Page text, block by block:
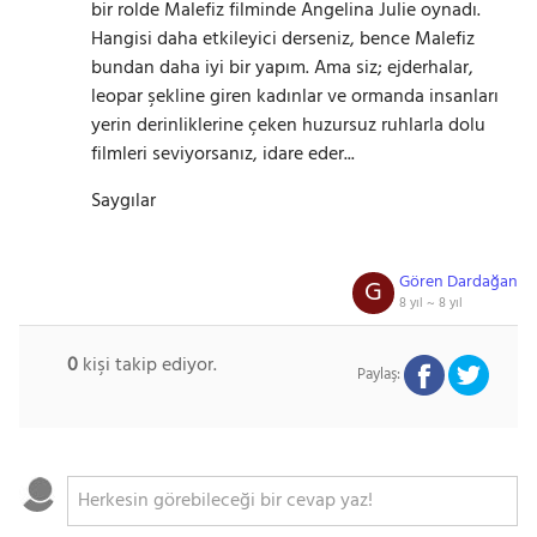
bir rolde Malefiz filminde Angelina Julie oynadı.
Hangisi daha etkileyici derseniz, bence Malefiz
bundan daha iyi bir yapım. Ama siz; ejderhalar,
leopar şekline giren kadınlar ve ormanda insanları
yerin derinliklerine çeken huzursuz ruhlarla dolu
filmleri seviyorsanız, idare eder...
Saygılar
Gören Dardağan
8 yıl ~8 yıl
G
0kişi takip ediyor. Paylaş: